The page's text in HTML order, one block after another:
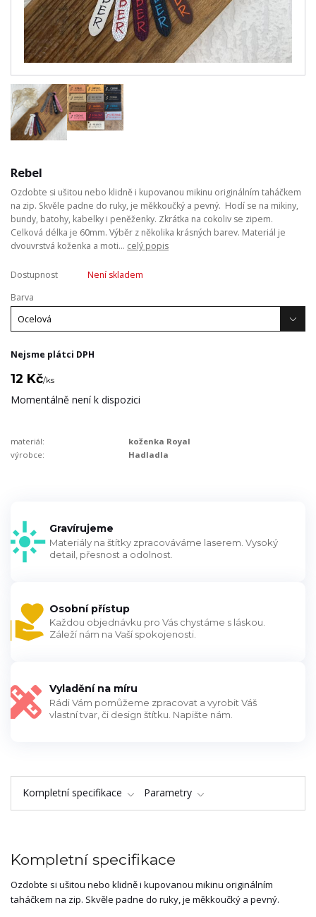
Rebel
Ozdobte si ušitou nebo klidně i kupovanou mikinu originálním taháčkem
na zip. Skvěle padne do ruky, je měkkoučký a pevný. Hodí se na mikiny,
bundy, batohy, kabelky i peněženky. Zkrátka na cokoliv se zipem.
Celková délka je 60mm. Výběr z několika krásných barev. Materiál je
dvouvrstvá koženka a moti... celý popis
Dostupnost
Není skladem
Barva
Nejsme plátci DPH
12 Kč/ks
Momentálně není k dispozici
materiál:
koženka Royal
výrobce:
Hadladla
Gravírujeme
Materiály na štítky zpracováváme laserem. Vysoký
detail, přesnost a odolnost.
Osobní přístup
Každou objednávku pro Vás chystáme s láskou.
Záleží nám na Vaší spokojenosti.
Vyladění na míru
Rádi Vám pomůžeme zpracovat a vyrobit Váš
vlastní tvar, či design štítku. Napište nám.
Kompletní specifikace Parametry
Kompletní specifikace
Ozdobte si ušitou nebo klidně i kupovanou mikinu originálním
taháčkem na zip. Skvěle padne do ruky, je měkkoučký a pevný.